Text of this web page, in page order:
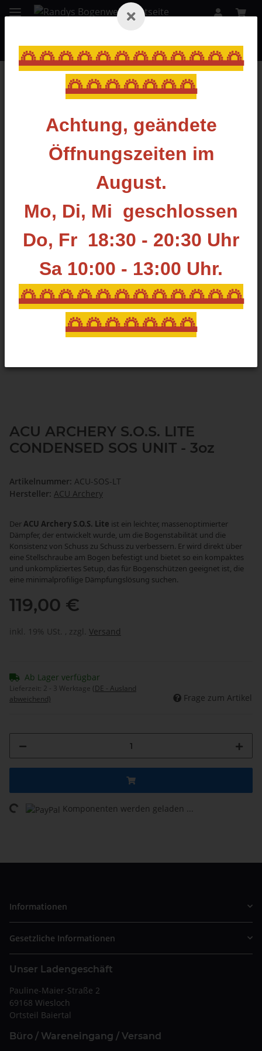
🌅🌅🌅🌅🌅🌅🌅🌅🌅🌅🌅🌅
🌅🌅🌅🌅🌅🌅🌅
Achtung, geändete
Öffnungszeiten im
August.
Mo, Di, Mi geschlossen
Do, Fr 18:30 - 20:30 Uhr
Sa 10:00 - 13:00 Uhr.
🌅🌅🌅🌅🌅🌅🌅🌅🌅🌅🌅🌅
🌅🌅🌅🌅🌅🌅🌅
Zurück zur Liste Dämpfer
ACU ARCHERY S.O.S. LITE
CONDENSED SOS UNIT - 3oz
Artikelnummer: ACU-SOS-LT
Hersteller: ACU Archery
DerACU Archery S.O.S. Lite ist ein leichter, massenoptimierter
Dämpfer, der entwickelt wurde, um die Bogenstabilität und die
Konsistenz von Schuss zu Schuss zu verbessern. Er wird direkt über
eine Stellschraube am Bogen befestigt und bietet so ein kompaktes
und unkompliziertes Setup, das für Bogenschützen geeignet ist, die
eine minimalprofilige Dämpfungslösung suchen.
119,00 €
inkl. 19% USt. , zzgl. Versand
Ab Lager verfügbar
Lieferzeit: 2 - 3 Werktage (DE - Ausland
abweichend)
Frage zum Artikel
Loading... Komponenten werden geladen ...
Informationen
Gesetzliche Informationen
Unser Ladengeschäft
Pauline-Maier-Straße 2
69168 Wiesloch
Ortsteil Baiertal
Büro / Wareneingang / Versand